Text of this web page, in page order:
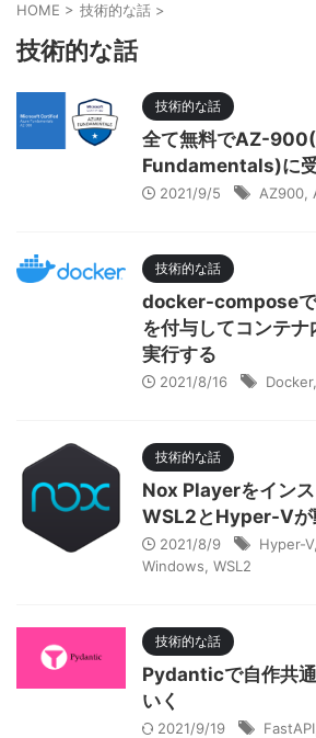
HOME > 技術的な話 >
技術的な話
技術的な話
全て無料でAZ-
Fundamentals)に
2021/9/5 AZ900
技術的な話
docker-composeで
を付与してコンテ
実行する
2021/8/16 Docker,
技術的な話
Nox Playerをイン
WSL2とHyper-Vが
2021/8/9 Hyper-V,
Windows WSL2
技術的な話
Pydanticで自作共
いく
2021/9/19 FastAPI